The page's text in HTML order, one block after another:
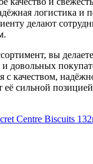
логистика и
делают
вы
довольных
с качеством,
её сильной